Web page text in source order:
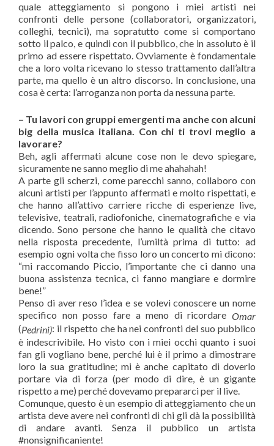
quale atteggiamento si pongono i miei artisti nei
confronti delle persone (collaboratori, organizzatori,
colleghi, tecnici), ma sopratutto come si comportano
sotto il palco, e quindi con il pubblico, che in assoluto è il
primo ad essere rispettato. Ovviamente è fondamentale
che a loro volta ricevano lo stesso trattamento dall’altra
parte, ma quello è un altro discorso. In conclusione, una
cosa è certa: l’arroganza non porta da nessuna parte.
– Tu lavori con gruppi emergenti ma anche con alcuni
big della musica italiana. Con chi ti trovi meglio a
lavorare?
Beh, agli affermati alcune cose non le devo spiegare,
sicuramente ne sanno meglio di me ahahahah!
A parte gli scherzi, come parecchi sanno, collaboro con
alcuni artisti per l’appunto affermati e molto rispettati, e
che hanno all’attivo carriere ricche di esperienze live,
televisive, teatrali, radiofoniche, cinematografiche e via
dicendo. Sono persone che hanno le qualità che citavo
nella risposta precedente, l’umiltà prima di tutto: ad
esempio ogni volta che fisso loro un concerto mi dicono:
“mi raccomando Piccio, l’importante che ci danno una
buona assistenza tecnica, ci fanno mangiare e dormire
bene!”
Penso di aver reso l’idea e se volevi conoscere un nome
specifico non posso fare a meno di ricordare Omar
(Pedrini): il rispetto che ha nei confronti del suo pubblico
è indescrivibile. Ho visto con i miei occhi quanto i suoi
fan gli vogliano bene, perché lui è il primo a dimostrare
loro la sua gratitudine; mi è anche capitato di doverlo
portare via di forza (per modo di dire, è un gigante
rispetto a me) perché dovevamo prepararci per il live.
Comunque, questo è un esempio di atteggiamento che un
artista deve avere nei confronti di chi gli dà la possibilità
di andare avanti. Senza il pubblico un artista
#nonsignificaniente!